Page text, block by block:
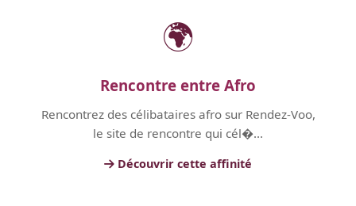
🌍
Rencontre entre Afro
Rencontrez des célibataires afro sur Rendez-Voo,
le site de rencontre qui cél�...
Découvrir cette affinité